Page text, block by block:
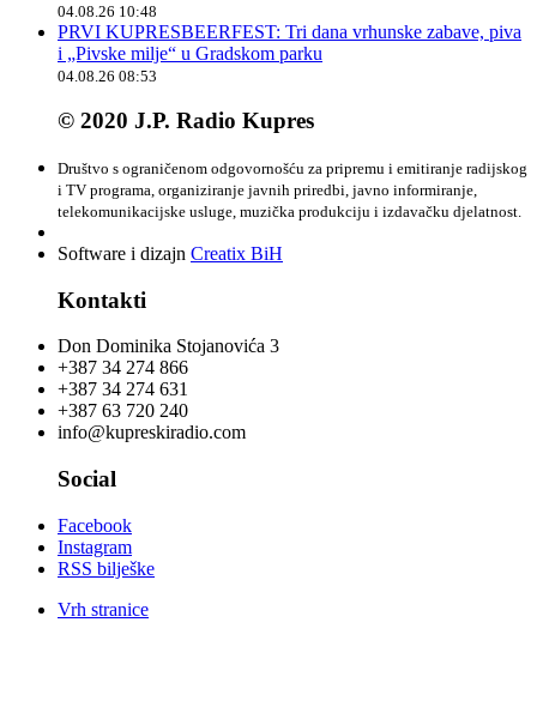
04.08.26 10:48
PRVI KUPRESBEERFEST: Tri dana vrhunske zabave, piva
i „Pivske milje“ u Gradskom parku
04.08.26 08:53
© 2020 J.P. Radio Kupres
Društvo s ograničenom odgovornošću za pripremu i emitiranje radijskog
i TV programa, organiziranje javnih priredbi, javno informiranje,
telekomunikacijske usluge, muzička produkciju i izdavačku djelatnost.
Software i dizajn Creatix BiH
Kontakti
Don Dominika Stojanovića 3
+387 34 274 866
+387 34 274 631
+387 63 720 240
info@kupreskiradio.com
Social
Facebook
Instagram
RSS bilješke
Vrh stranice